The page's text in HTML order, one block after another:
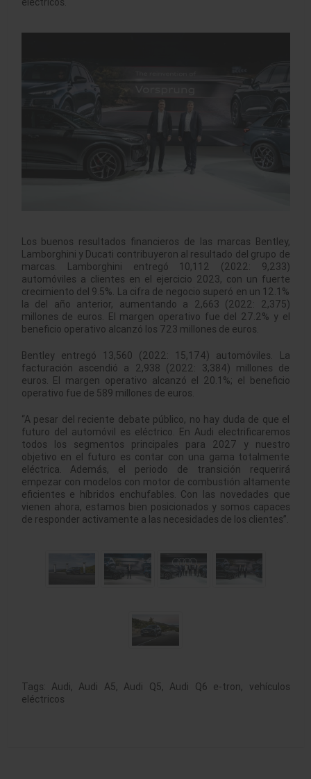
Los buenos resultados financieros de las marcas Bentley,
Lamborghini y Ducati contribuyeron al resultado del grupo de
marcas. Lamborghini entregó 10,112 (2022: 9,233)
automóviles a clientes en el ejercicio 2023, con un fuerte
crecimiento del 9.5%. La cifra de negocio superó en un 12.1%
la del año anterior, aumentando a 2,663 (2022: 2,375)
millones de euros. El margen operativo fue del 27.2% y el
beneficio operativo alcanzó los 723 millones de euros.
Bentley entregó 13,560 (2022: 15,174) automóviles. La
facturación ascendió a 2,938 (2022: 3,384) millones de
euros. El margen operativo alcanzó el 20.1%; el beneficio
operativo fue de 589 millones de euros.
“A pesar del reciente debate público, no hay duda de que el
futuro del automóvil es eléctrico. En Audi electrificaremos
todos los segmentos principales para 2027 y nuestro
objetivo en el futuro es contar con una gama totalmente
eléctrica. Además, el periodo de transición requerirá
empezar con modelos con motor de combustión altamente
eficientes e híbridos enchufables. Con las novedades que
vienen ahora, estamos bien posicionados y somos capaces
de responder activamente a las necesidades de los clientes”.
Tags: Audi, Audi A5, Audi Q5, Audi Q6 e-tron, vehículos
eléctricos